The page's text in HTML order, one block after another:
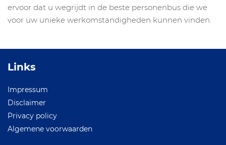
ervoor dat u wegrijdt in de beste personenbus die we
voor uw unieke werkomstandigheden kunnen vinden.
Links
Impressum
Disclaimer
Privacy policy
Algemene voorwaarden